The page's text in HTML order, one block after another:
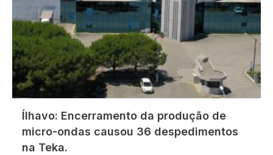
Ílhavo: Encerramento da produção de
micro-ondas causou 36 despedimentos
na Teka.